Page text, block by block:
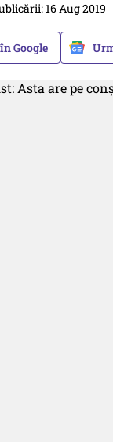
16 Aug 2019
Google